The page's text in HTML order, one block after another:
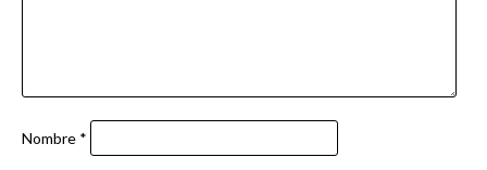
Nombre *